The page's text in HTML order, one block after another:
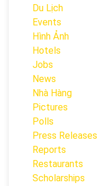
Du Lịch
Events
Hình Ảnh
Hotels
Jobs
News
Nhà Hàng
Pictures
Polls
Press Releases
Reports
Restaurants
Scholarships